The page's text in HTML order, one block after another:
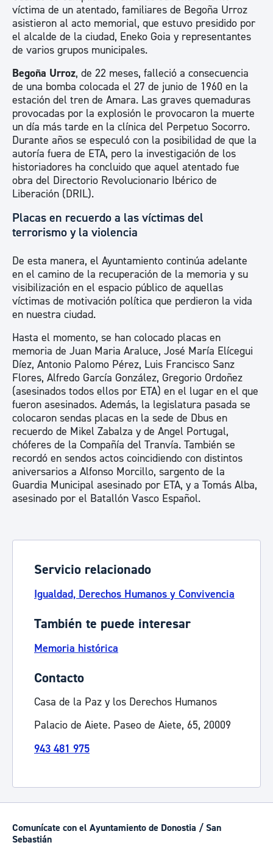
víctima de un atentado, familiares de Begoña Urroz
asistieron al acto memorial, que estuvo presidido por
el alcalde de la ciudad, Eneko Goia y representantes
de varios grupos municipales.
Begoña Urroz, de 22 meses, falleció a consecuencia
de una bomba colocada el 27 de junio de 1960 en la
estación del tren de Amara. Las graves quemaduras
provocadas por la explosión le provocaron la muerte
un día más tarde en la clínica del Perpetuo Socorro.
Durante años se especuló con la posibilidad de que la
autoría fuera de ETA, pero la investigación de los
historiadores ha concluido que aquel atentado fue
obra del Directorio Revolucionario Ibérico de
Liberación (DRIL).
Placas en recuerdo a las víctimas del
terrorismo y la violencia
De esta manera, el Ayuntamiento continúa adelante
en el camino de la recuperación de la memoria y su
visibilización en el espacio público de aquellas
víctimas de motivación política que perdieron la vida
en nuestra ciudad.
Hasta el momento, se han colocado placas en
memoria de Juan Maria Araluce, José María Elícegui
Díez, Antonio Palomo Pérez, Luis Francisco Sanz
Flores, Alfredo García González, Gregorio Ordoñez
(asesinados todos ellos por ETA) en el lugar en el que
fueron asesinados. Además, la legislatura pasada se
colocaron sendas placas en la sede de Dbus en
recuerdo de Mikel Zabalza y de Angel Portugal,
chóferes de la Compañía del Tranvía. También se
recordó en sendos actos coincidiendo con distintos
aniversarios a Alfonso Morcillo, sargento de la
Guardia Municipal asesinado por ETA, y a Tomás Alba,
asesinado por el Batallón Vasco Español.
Servicio relacionado
Igualdad, Derechos Humanos y Convivencia
También te puede interesar
Memoria histórica
Contacto
Casa de la Paz y los Derechos Humanos
Palacio de Aiete. Paseo de Aiete, 65, 20009
943 481 975
Comunícate con el Ayuntamiento de Donostia / San
Sebastián